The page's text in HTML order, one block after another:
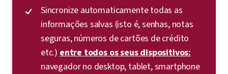
Sincronize automaticamente todas as
informações salvas (isto é, senhas, notas
seguras, números de cartões de crédito
etc.) entre todos os seus dispositivos:
navegador no desktop, tablet, smartphone